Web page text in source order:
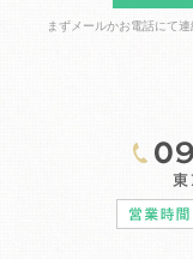
まずメールかお電話にて